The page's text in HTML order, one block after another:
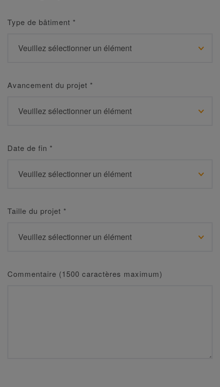
Type de bâtiment *
Avancement du projet *
Date de fin *
Taille du projet *
Commentaire (1500 caractères maximum)